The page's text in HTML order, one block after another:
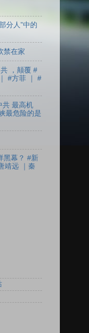
分人”中的
禁在家
，颠覆 #
#方菲 ｜ #
共 最高机
最危险的是
黑幕？ #新
靖远 ｜秦